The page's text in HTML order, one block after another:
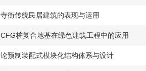
​寺街传统民居建筑的表现与运用
​CFG桩复合地基在绿色建筑工程中的应用
论预制装配式模块化结构体系与设计